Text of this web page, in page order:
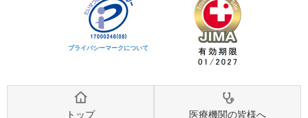
プライバシーマークについて
トップ 医療機関の皆様へ